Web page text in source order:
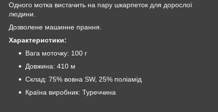
Одного мотка вистачить на пару шкарпеток для дорослої
людини.
Дозволене машинне прання.
Характеристики:
Вага моточку: 100 г
Довжина: 410 м
Склад: 75% вовна SW, 25% поліамід
Країна виробник: Туреччина